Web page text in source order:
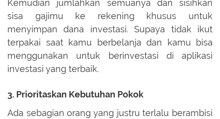
Kemudian jumlahkan semuanya dan sisihkan
sisa gajimu ke rekening khusus untuk
menyimpan dana investasi. Supaya tidak ikut
terpakai saat kamu berbelanja dan kamu bisa
menggunakan untuk berinvestasi di aplikasi
investasi yang terbaik.
3. Prioritaskan Kebutuhan Pokok
Ada sebagian orang yang justru terlalu berambisi